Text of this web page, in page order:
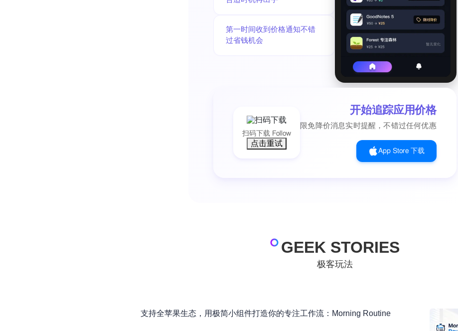
第一时间收到价格通知不错
过省钱机会
扫码下载 Follow
点击重试
开始追踪应用价格
限免降价消息实时提醒，不错过任何优惠
App Store 下载
GEEK STORIES
极客玩法
支持全苹果生态，用极简小组件打造你的专注工作流：Morning Routine